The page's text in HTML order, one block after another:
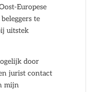
Europese
te
uitstek
door
jurist contact
mijn